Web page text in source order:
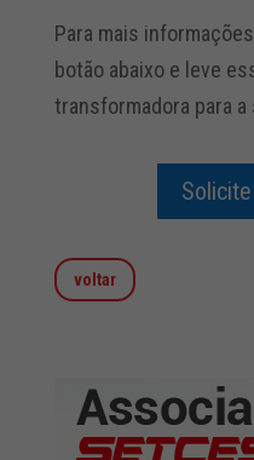
Para mais
botão abaixo e leve
transformadora para a
voltar